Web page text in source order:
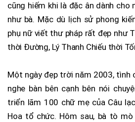
cũng hiếm khi là đặc ân dành
như bà. Mặc dù lịch sử phong
phụ nữ viết thư pháp rất đẹp như
thời Đường, Lý Thanh Chiếu thời
Một ngày đẹp trời năm 2003, tình
nghe bàn bên cạnh bên nói
triển lãm 100 chữ mẹ của Câu
Hoa tổ chức. Hôm sau, bà tò